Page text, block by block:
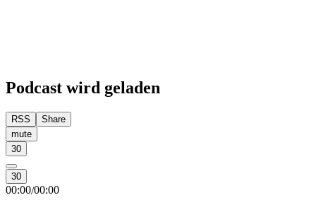
Podcast wird geladen
RSS
Share
mute
30
30
00:00/00:00